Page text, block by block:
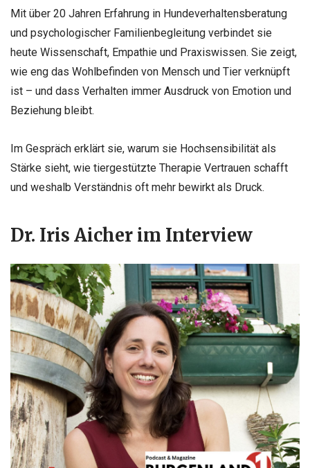
Mit über 20 Jahren Erfahrung in Hundeverhaltensberatung
und psychologischer Familienbegleitung verbindet sie
heute Wissenschaft, Empathie und Praxiswissen. Sie zeigt,
wie eng das Wohlbefinden von Mensch und Tier verknüpft
ist – und dass Verhalten immer Ausdruck von Emotion und
Beziehung bleibt.
Im Gespräch erklärt sie, warum sie Hochsensibilität als
Stärke sieht, wie tiergestützte Therapie Vertrauen schafft
und weshalb Verständnis oft mehr bewirkt als Druck.
Dr. Iris Aicher im Interview